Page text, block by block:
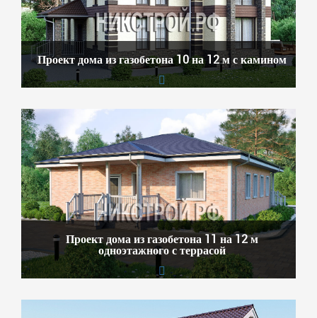
Проект дома из газобетона 10 на 12 м с камином
Проект дома из газобетона 11 на 12 м
одноэтажного с террасой